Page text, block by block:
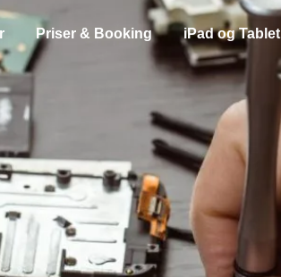
Priser & Booking iPad og Tablet